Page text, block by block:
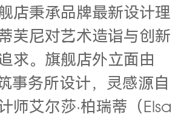
店秉承品牌最新设计理
芙尼对艺术造诣与创新
求。旗舰店外立面由
事务所设计，灵感源自
师艾尔莎·柏瑞蒂（Elsa